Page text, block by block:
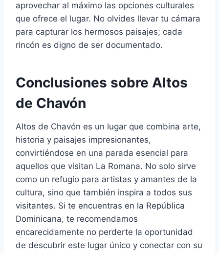
aprovechar al máximo las opciones culturales
que ofrece el lugar. No olvides llevar tu cámara
para capturar los hermosos paisajes; cada
rincón es digno de ser documentado.
Conclusiones sobre Altos
de Chavón
Altos de Chavón es un lugar que combina arte,
historia y paisajes impresionantes,
convirtiéndose en una parada esencial para
aquellos que visitan La Romana. No solo sirve
como un refugio para artistas y amantes de la
cultura, sino que también inspira a todos sus
visitantes. Si te encuentras en la República
Dominicana, te recomendamos
encarecidamente no perderte la oportunidad
de descubrir este lugar único y conectar con su